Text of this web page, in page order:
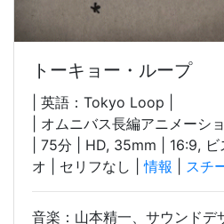
トーキョー・ループ
| 英語：Tokyo Loop |
| オムニバス長編アニメー
| 75分 | HD, 35mm | 16:9,
オ | セリフなし |情報 スチ
音楽：山本精一、サウンドデ